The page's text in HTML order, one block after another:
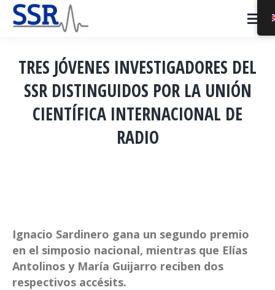
TRES JÓVENES INVESTIGADORES DEL
SSR DISTINGUIDOS POR LA UNIÓN
CIENTÍFICA INTERNACIONAL DE
RADIO
Ignacio Sardinero gana un segundo premio
en el simposio nacional, mientras que Elías
Antolinos y María Guijarro reciben dos
respectivos accésits.